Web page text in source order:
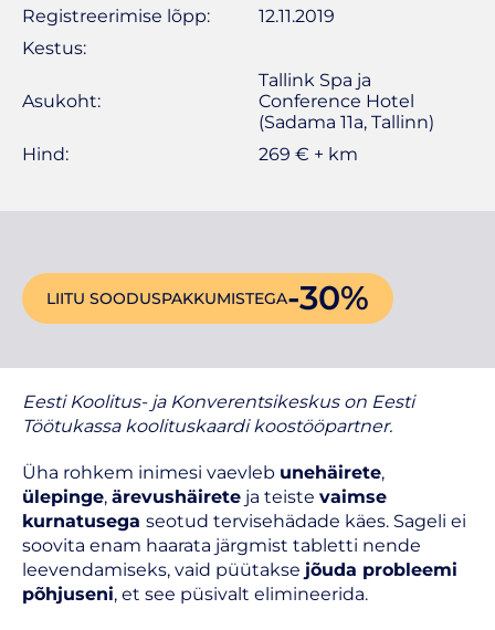
Registreerimise lõpp:
12.11.2019
Kestus:
Asukoht:
Tallink Spa ja
Conference Hotel
(Sadama 11a, Tallinn)
Hind:
269 € + km
LIITU SOODUSPAKKUMISTEGA-30%
Eesti Koolitus- ja Konverentsikeskus on Eesti
Töötukassa koolituskaardi koostööpartner.
Üha rohkem inimesi vaevleb unehäirete,
ülepinge, ärevushäirete ja teiste vaimse
kurnatusega seotud tervisehädade käes. Sageli ei
soovita enam haarata järgmist tabletti nende
leevendamiseks, vaid püütakse jõuda probleemi
põhjuseni, et see püsivalt elimineerida.